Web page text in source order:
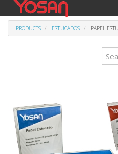
PRODUCTS ESTUCADOS PAPEL